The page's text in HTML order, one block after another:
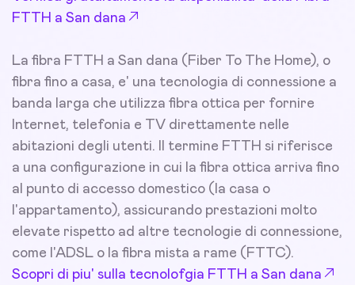
FTTH a San dana
La fibra FTTH a San dana (Fiber To The Home), o
fibra fino a casa, e' una tecnologia di connessione a
banda larga che utilizza fibra ottica per fornire
Internet, telefonia e TV direttamente nelle
abitazioni degli utenti. Il termine FTTH si riferisce
a una configurazione in cui la fibra ottica arriva fino
al punto di accesso domestico (la casa o
l'appartamento), assicurando prestazioni molto
elevate rispetto ad altre tecnologie di connessione,
come l'ADSL o la fibra mista a rame (FTTC).
Scopri di piu' sulla tecnolofgia FTTH a San dana